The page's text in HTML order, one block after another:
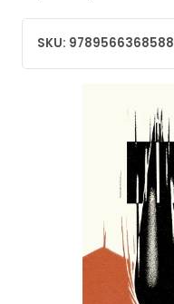
SKU: 9789566368588